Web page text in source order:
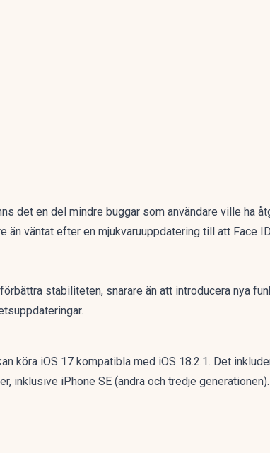
det en del mindre buggar som användare ville ha
än väntat efter en mjukvaruuppdatering till att Face
stabiliteten, snarare än att introducera nya
köra iOS 17 kompatibla med iOS 18.2.1. Det
inklusive iPhone SE (andra och tredje generationen).